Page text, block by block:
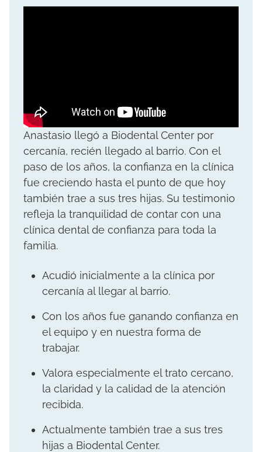
Anastasio llegó a Biodental Center por
cercanía, recién llegado al barrio. Con el
paso de los años, la confianza en la clínica
fue creciendo hasta el punto de que hoy
también trae a sus tres hijas. Su testimonio
refleja la tranquilidad de contar con una
clínica dental de confianza para toda la
familia.
Acudió inicialmente a la clínica por
cercanía al llegar al barrio.
Con los años fue ganando confianza en
el equipo y en nuestra forma de
trabajar.
Valora especialmente el trato cercano,
la claridad y la calidad de la atención
recibida.
Actualmente también trae a sus tres
hijas a Biodental Center.